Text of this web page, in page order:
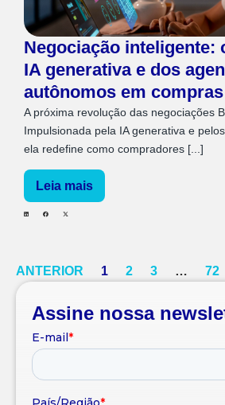
Negociação inteligente:
IA generativa e dos
autônomos em compras
A próxima revolução das negociações
Impulsionada pela IA generativa e
ela redefine como compradores [...]
Leia mais
ANTERIOR 1 2 3 … 72
Assine nossa